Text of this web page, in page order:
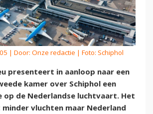
| Door: Onze redactie | Foto: Schiphol
presenteert in aanloop naar een
kamer over Schiphol een
de Nederlandse luchtvaart. Het
vluchten maar Nederland